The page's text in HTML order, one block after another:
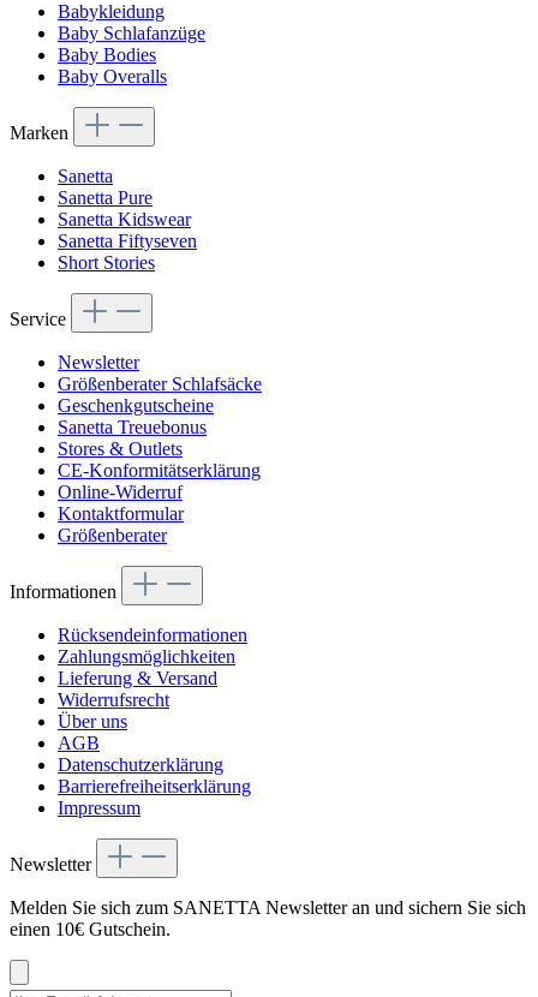
Babykleidung
Baby Schlafanzüge
Baby Bodies
Baby Overalls
Marken
Sanetta
Sanetta Pure
Sanetta Kidswear
Sanetta Fiftyseven
Short Stories
Service
Newsletter
Größenberater Schlafsäcke
Geschenkgutscheine
Sanetta Treuebonus
Stores & Outlets
CE-Konformitätserklärung
Online-Widerruf
Kontaktformular
Größenberater
Informationen
Rücksendeinformationen
Zahlungsmöglichkeiten
Lieferung & Versand
Widerrufsrecht
Über uns
AGB
Datenschutzerklärung
Barrierefreiheitserklärung
Impressum
Newsletter
Melden Sie sich zum SANETTA Newsletter an und sichern Sie sich
einen 10€ Gutschein.